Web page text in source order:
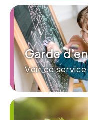
Garde
Voir ce service